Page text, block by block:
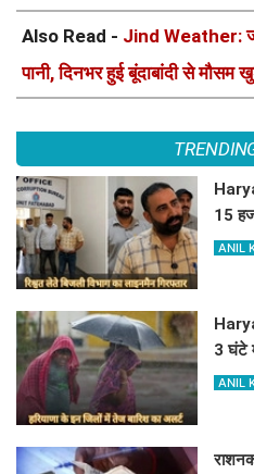
Also Read - Jind Weather:
पानी, दिनभर हुई बूंदाबांदी से मौसम
15
का
ANIL
3 घंटे
जारी
ANIL